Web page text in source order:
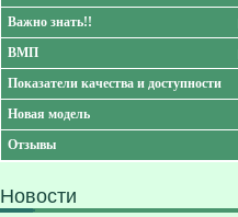
Важно знать!!
ВМП
Показатели качества и доступности
Новая модель
Отзывы
Новости